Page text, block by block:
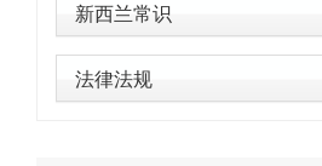
新西兰常识
法律法规